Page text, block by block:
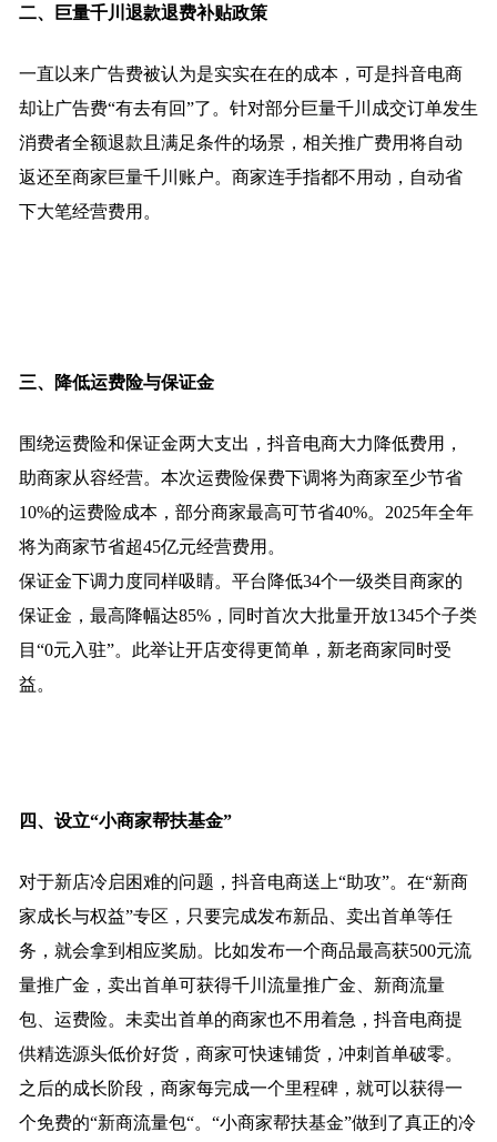
二、巨量千川退款退费补贴政策
一直以来广告费被认为是实实在在的成本，可是抖音电商
却让广告费“有去有回”了。针对部分巨量千川成交订单发生
消费者全额退款且满足条件的场景，相关推广费用将自动
返还至商家巨量千川账户。商家连手指都不用动，自动省
下大笔经营费用。
三、降低运费险与保证金
围绕运费险和保证金两大支出，抖音电商大力降低费用，
助商家从容经营。本次运费险保费下调将为商家至少节省
10%的运费险成本，部分商家最高可节省40%。2025年全年
将为商家节省超45亿元经营费用。
保证金下调力度同样吸睛。平台降低34个一级类目商家的
保证金，最高降幅达85%，同时首次大批量开放1345个子类
目“0元入驻”。此举让开店变得更简单，新老商家同时受
益。
四、设立“小商家帮扶基金”
对于新店冷启困难的问题，抖音电商送上“助攻”。在“新商
家成长与权益”专区，只要完成发布新品、卖出首单等任
务，就会拿到相应奖励。比如发布一个商品最高获500元流
量推广金，卖出首单可获得千川流量推广金、新商流量
包、运费险。未卖出首单的商家也不用着急，抖音电商提
供精选源头低价好货，商家可快速铺货，冲刺首单破零。
之后的成长阶段，商家每完成一个里程碑，就可以获得一
个免费的“新商流量包“。“小商家帮扶基金”做到了真正的冷